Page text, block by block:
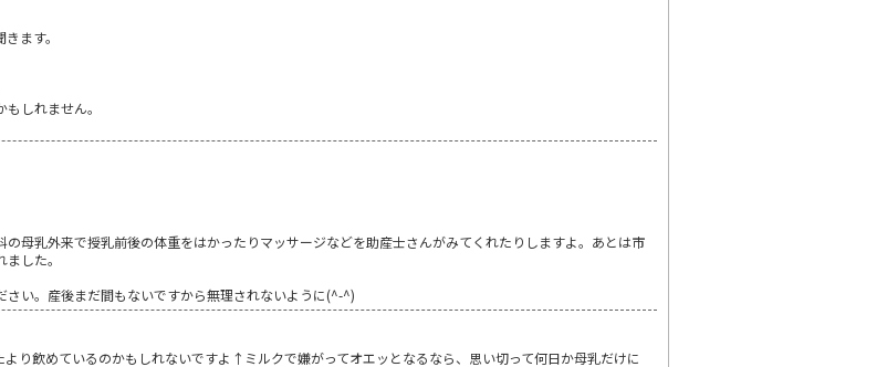
ます。
しれません。
母乳外来で授乳前後の体重をはかったりマッサージなどを助産士さんがみてくれたりしますよ。あとは市
した。
い。産後まだ間もないですから無理されないように(^-^)
り飲めているのかもしれないですよ↑ミルクで嫌がってオエッとなるなら、思い切って何日か母乳だけに